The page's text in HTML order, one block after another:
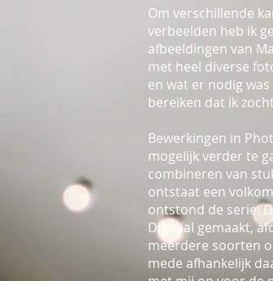
Om verschillende
verbeelden heb ik
afbeeldingen van
met heel diverse
en wat er nodig
bereiken dat ik
Bewerkingen in
mogelijk verder te
combineren van
ontstaat een
ontstond de serie:
Digitaal gemaakt,
meerdere soorten
mede afhankelijk